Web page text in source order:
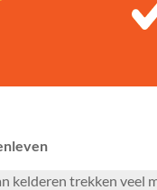
kelderen trekken veel